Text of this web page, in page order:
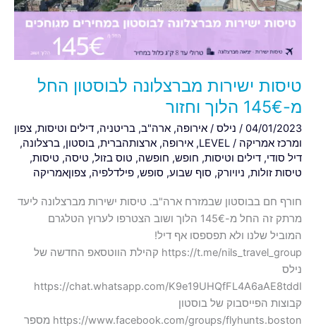
טיסות ישירות מברצלונה לבוסטון החל
מ-145€ הלוך וחזור
04/01/2023
/נילס/אירופה,ארה"ב,בריטניה,דילים וטיסות,צפון
ומרכז אמריקה/
LEVEL
,אירופה,ארצותהברית,בוסטון,ברצלונה,
דיל סודי,דילים וטיסות,חופש,חופשה,טוס בזול,טיסה,טיסות,
טיסות זולות,ניויורק,סוף שבוע,סופש,פילדלפיה,צפוןאמריקה
חורף חם בבוסטון שבמזרח ארה"ב. טיסות ישירות מברצלונה ליעד
מרתק זה החל מ-145€ הלוך ושוב הצטרפו לערוץ הטלגרם
המוביל שלנו ולא תפספסו אף דיל!
https://t.me/nils_travel_group קהילת הווטסאפ החדשה של
נילס
https://chat.whatsapp.com/K9e19UHQfFL4A6aAE8tddI
קבוצות הפייסבוק של בוסטון
https://www.facebook.com/groups/flyhunts.boston מספר
הלוך
וחזור